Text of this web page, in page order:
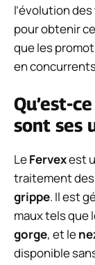
l’évolution
pour obtenir
que les
en
Qu’est-
sont ses
LeFervexest
traitement
grippe. Il est
maux tels que
gorge, et le
disponible